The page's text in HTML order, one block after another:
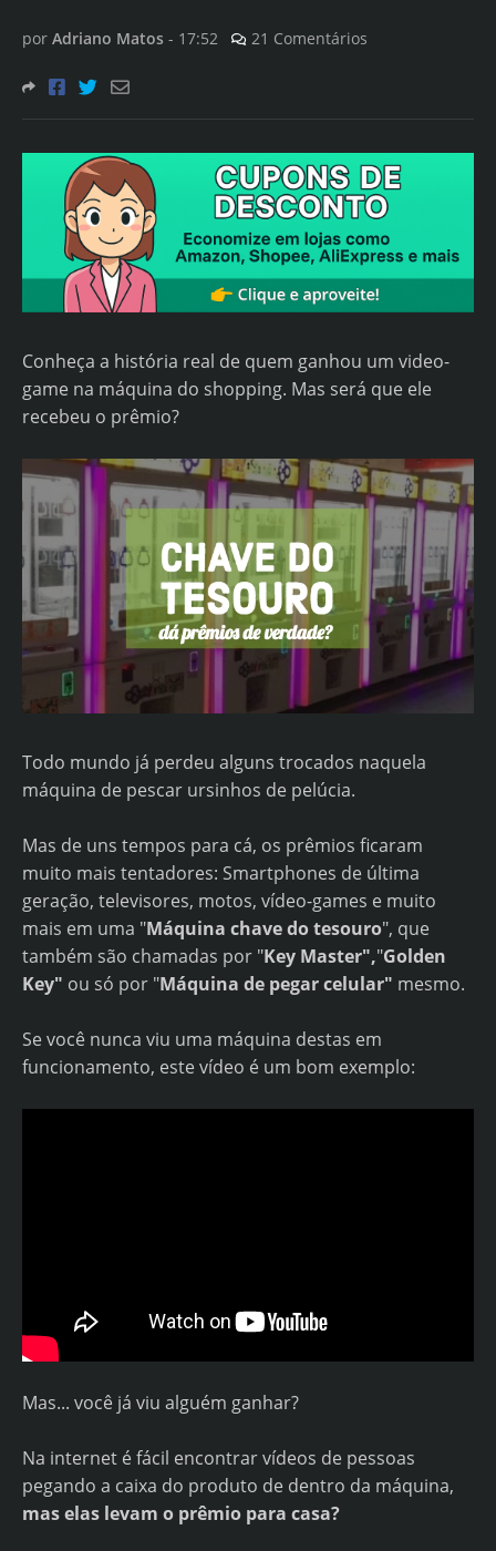
por Adriano Matos - 17:52 21 Comentários
Conheça a história real de quem ganhou um video-
game na máquina do shopping. Mas será que ele
recebeu o prêmio?
Todo mundo já perdeu alguns trocados naquela
máquina de pescar ursinhos de pelúcia.
Mas de uns tempos para cá, os prêmios ficaram
muito mais tentadores: Smartphones de última
geração, televisores, motos, vídeo-games e muito
mais em uma "Máquina chave do tesouro", que
também são chamadas por "Key Master","Golden
Key" ou só por "Máquina de pegar celular" mesmo.
Se você nunca viu uma máquina destas em
funcionamento, este vídeo é um bom exemplo:
Mas... você já viu alguém ganhar?
Na internet é fácil encontrar vídeos de pessoas
pegando a caixa do produto de dentro da máquina,
mas elas levam o prêmio para casa?